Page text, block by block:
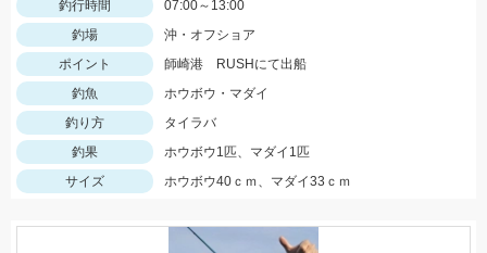
釣行時間
07:00～13:00
釣場
沖・オフショア
ポイント
師崎港 RUSHにて出船
釣魚
ホウボウ・マダイ
釣り方
タイラバ
釣果
ホウボウ1匹、マダイ1匹
サイズ
ホウボウ40ｃｍ、マダイ33ｃｍ